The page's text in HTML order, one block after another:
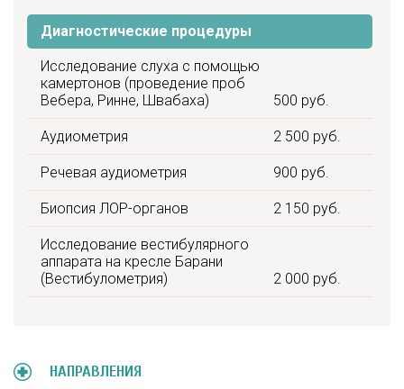
Диагностические процедуры
Исследование слуха с помощью
камертонов (проведение проб
Вебера, Ринне, Швабаха)
500 руб.
Аудиометрия 2 500 руб.
Речевая аудиометрия 900 руб.
Биопсия ЛОР-органов 2 150 руб.
Исследование вестибулярного
аппарата на кресле Барани
(Вестибулометрия)
2 000 руб.
НАПРАВЛЕНИЯ